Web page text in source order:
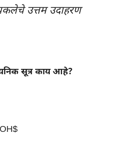
उत्तम उदाहरण
सूत्र काय आहे?